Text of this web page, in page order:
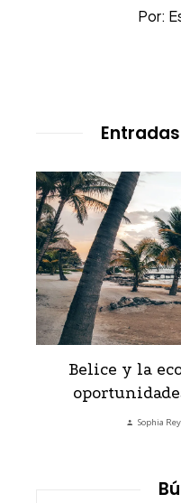
Por:
Belice y la
Sophia